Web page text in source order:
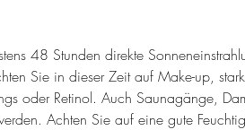
48 Stunden direkte
Sie in dieser Zeit auf Make-up,
oder Retinol. Auch Saunagänge,
Achten Sie auf eine gute